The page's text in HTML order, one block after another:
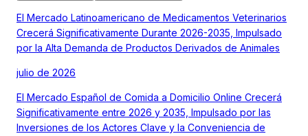
El Mercado Latinoamericano de Medicamentos Veterinarios
Crecerá Significativamente Durante 2026-2035, Impulsado
por la Alta Demanda de Productos Derivados de Animales
julio de 2026
El Mercado Español de Comida a Domicilio Online Crecerá
Significativamente entre 2026 y 2035, Impulsado por las
Inversiones de los Actores Clave y la Conveniencia de